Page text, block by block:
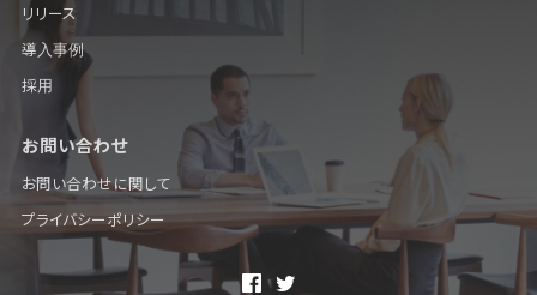
リリース
導入事例
採用
お問い合わせ
お問い合わせに関して
プライバシーポリシー